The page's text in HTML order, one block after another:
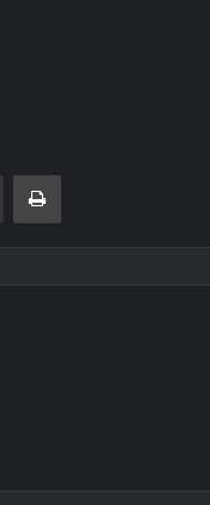
E-Posta ile paylaş Yazdır